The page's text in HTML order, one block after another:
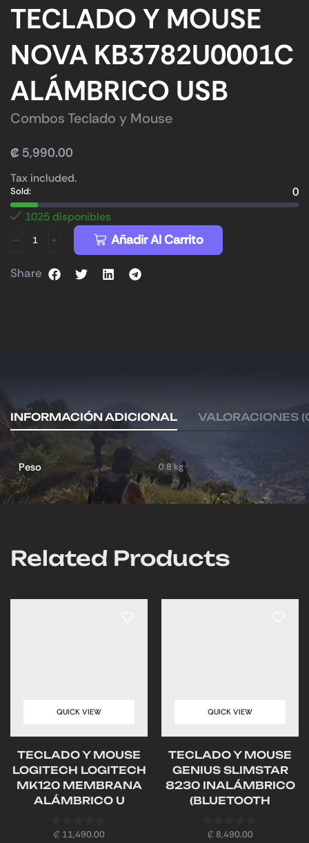
TECLADO Y MOUSE
NOVA KB3782U0001C
ALÁMBRICO USB
Combos Teclado y Mouse
₡ 5,990.00
Tax included.
Sold:
0
1025 disponibles
Añadir Al Carrito
Share
INFORMACIÓN ADICIONAL VALORACIONES
Peso 0.8 kg
Related Products
QUICK VIEW
TECLADO Y MOUSE
LOGITECH LOGITECH
MK120 MEMBRANA
ALÁMBRICO U
₡ 11,490.00
QUICK VIEW
TECLADO Y MOUSE
GENIUS SLIMSTAR
8230 INALÁMBRICO
(BLUETOOTH
₡ 8,490.00